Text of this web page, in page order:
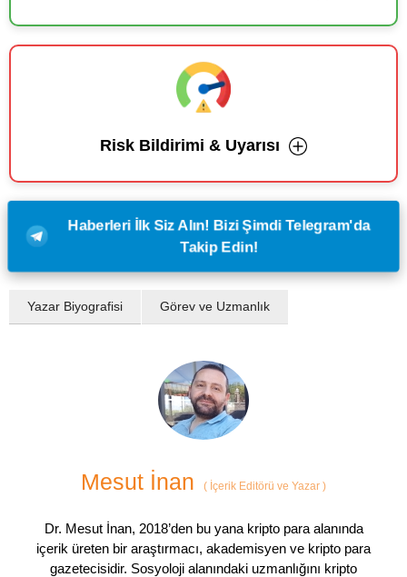
Risk Bildirimi & Uyarısı
Haberleri İlk Siz Alın! Bizi Şimdi Telegram'da
Takip Edin!
Yazar Biyografisi Görev ve Uzmanlık
Mesut İnan ( İçerik Editörü ve Yazar )
Dr. Mesut İnan, 2018’den bu yana kripto para alanında
içerik üreten bir araştırmacı, akademisyen ve kripto para
gazetecisidir. Sosyoloji alanındaki uzmanlığını kripto